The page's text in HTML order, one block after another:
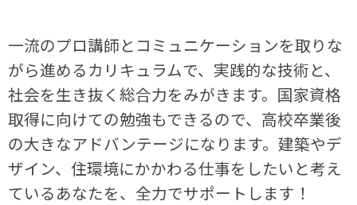
一流のプロ講師とコミュニケーションを取りな
がら進めるカリキュラムで、実践的な技術と、
社会を生き抜く総合力をみがきます。国家資格
取得に向けての勉強もできるので、高校卒業後
の大きなアドバンテージになります。建築やデ
ザイン、住環境にかかわる仕事をしたいと考え
ているあなたを、全力でサポートします！